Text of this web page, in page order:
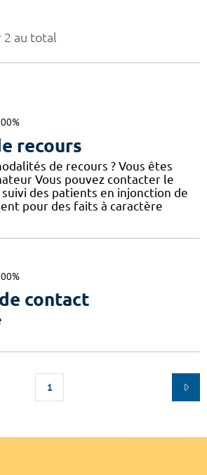
2 au total
recours
de recours ? Vous êtes
Vous pouvez contacter le
suivi des patients en injonction de
pour des faits à caractère
contact
1